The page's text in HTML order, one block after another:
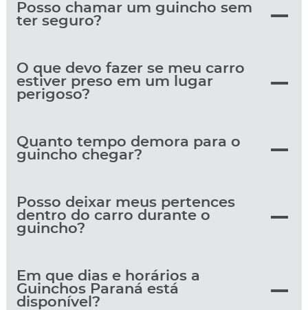
Posso chamar um guincho sem
ter seguro?
O que devo fazer se meu carro
estiver preso em um lugar
perigoso?
Quanto tempo demora para o
guincho chegar?
Posso deixar meus pertences
dentro do carro durante o
guincho?
Em que dias e horários a
Guinchos Paraná está
disponível?